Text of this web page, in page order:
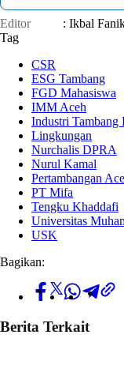
Editor
: Ikbal
Tag
CSR
ESG Tambang
FGD Mahasiswa
IMM Aceh
Industri Tambang
Lingkungan
Nurchalis DPRA
Nurul Kamal
Pertambangan
PT Mifa
Tengku Khaddafi
Universitas
USK
Bagikan:
Berita Terkait